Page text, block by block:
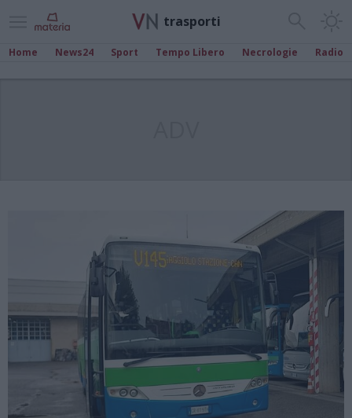
trasporti
Home News24 Sport Tempo Libero Necrologie Radio